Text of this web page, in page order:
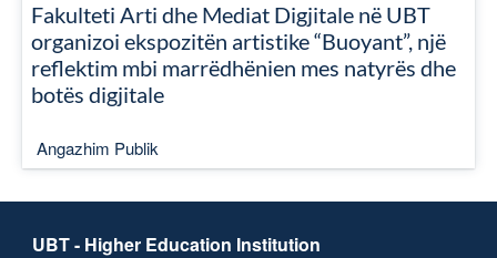
Fakulteti Arti dhe Mediat Digjitale në UBT
organizoi ekspozitën artistike “Buoyant”, një
reflektim mbi marrëdhënien mes natyrës dhe
botës digjitale
Angazhim Publik
UBT - Higher Education Institution